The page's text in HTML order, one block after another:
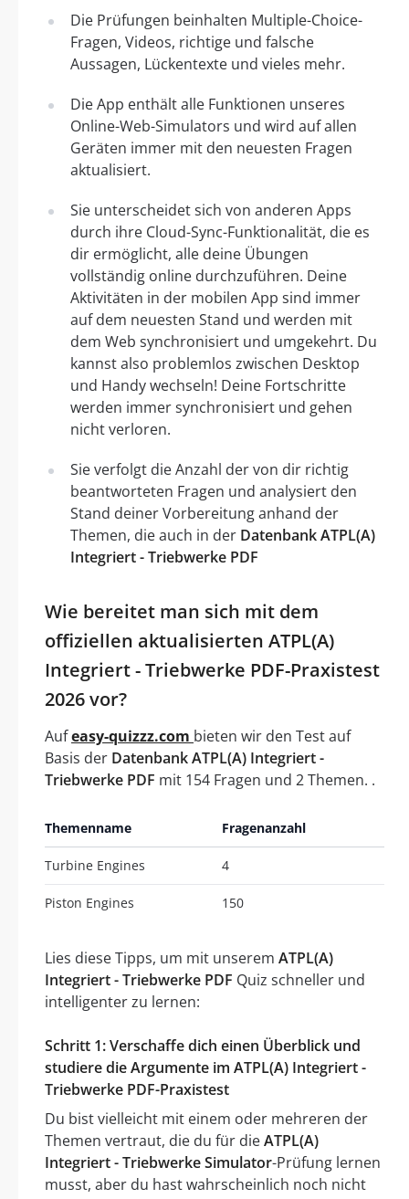
Die Prüfungen beinhalten Multiple-Choice-
Fragen, Videos, richtige und falsche
Aussagen, Lückentexte und vieles mehr.
Die App enthält alle Funktionen unseres
Online-Web-Simulators und wird auf allen
Geräten immer mit den neuesten Fragen
aktualisiert.
Sie unterscheidet sich von anderen Apps
durch ihre Cloud-Sync-Funktionalität, die es
dir ermöglicht, alle deine Übungen
vollständig online durchzuführen. Deine
Aktivitäten in der mobilen App sind immer
auf dem neuesten Stand und werden mit
dem Web synchronisiert und umgekehrt. Du
kannst also problemlos zwischen Desktop
und Handy wechseln! Deine Fortschritte
werden immer synchronisiert und gehen
nicht verloren.
Sie verfolgt die Anzahl der von dir richtig
beantworteten Fragen und analysiert den
Stand deiner Vorbereitung anhand der
Themen, die auch in der Datenbank ATPL(A)
Integriert - Triebwerke PDF
Wie bereitet man sich mit dem
offiziellen aktualisierten ATPL(A)
Integriert - Triebwerke PDF-Praxistest
2026 vor?
Aufeasy-quizzz.com bieten wir den Test auf
Basis der Datenbank ATPL(A) Integriert -
Triebwerke PDF mit 154 Fragen und 2 Themen. .
Themenname Fragenanzahl
Turbine Engines 4
Piston Engines 150
Lies diese Tipps, um mit unserem ATPL(A)
Integriert - Triebwerke PDF Quiz schneller und
intelligenter zu lernen:
Schritt 1: Verschaffe dich einen Überblick und
studiere die Argumente im ATPL(A) Integriert -
Triebwerke PDF-Praxistest
Du bist vielleicht mit einem oder mehreren der
Themen vertraut, die du für dieATPL(A)
Integriert - Triebwerke Simulator-Prüfung lernen
musst, aber du hast wahrscheinlich noch nicht